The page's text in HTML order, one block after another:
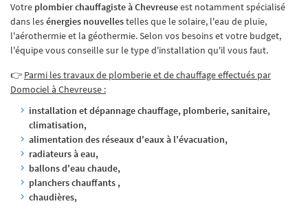
Votre plombier chauffagiste à Chevreuseest notamment spécialisé
dans lesénergies nouvellestelles que le solaire, l'eau de pluie,
l'aérothermie et la géothermie. Selon vos besoins et votre budget,
l'équipe vous conseille sur le type d'installation qu'il vous faut.
👉 Parmi les travaux de plomberie et de chauffage effectués par
Domociel à Chevreuse :
installation et dépannage chauffage, plomberie, sanitaire,
climatisation,
alimentation des réseaux d'eaux à l'évacuation,
radiateurs à eau,
ballons d'eau chaude,
planchers chauffants ,
chaudières,